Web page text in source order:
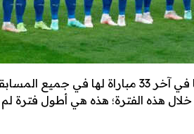
شباكها 10 فقط خلال هذه الفترة؛ هذه هي